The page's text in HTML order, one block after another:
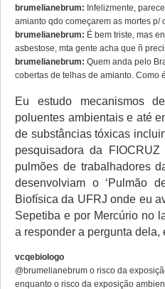
brumelianebrum: Infelizmente,
amianto qdo começarem as mortes p/
brumelianebrum: É bem triste, mas
asbestose, mta gente acha que ñ
brumelianebrum: Quem anda pelo
cobertas de telhas de amianto. Como
Eu estudo mecanismos
poluentes ambientais e até
de substâncias tóxicas
pesquisadora da
pulmões de trabalhadores
desenvolviam o ‘Pulmão
Biofísica da UFRJ onde eu
Sepetiba e por Mercúrio no
a responder a pergunta dela,
vcqebiologo
@brumelianebrum o risco da
enquanto o risco da exposição